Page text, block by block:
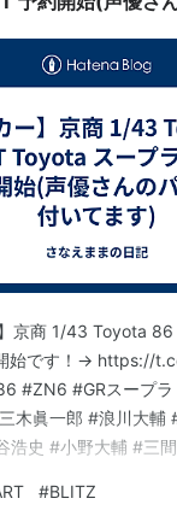
】京商 1/43 Toyota
始です！→ https://
#ZN6 #GRスープラ
木眞一郎 #浪川大輔
浩史 #小野大輔 #三
2024年1月27
#BLITZ